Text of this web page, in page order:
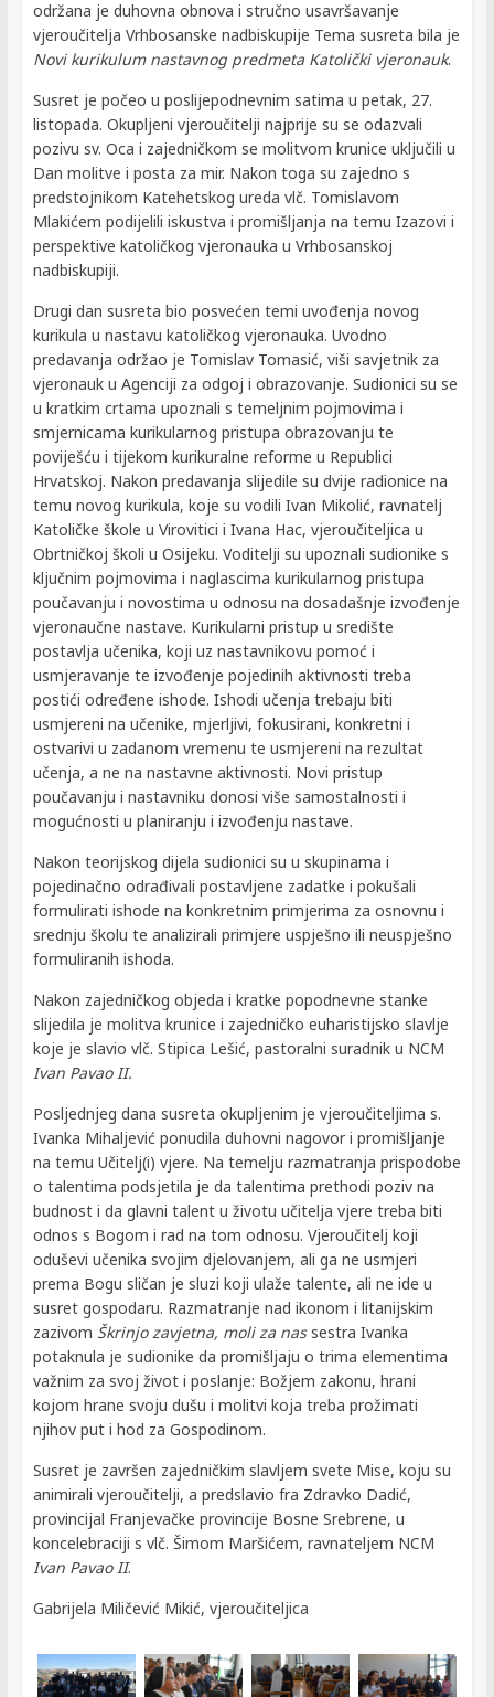
održana je duhovna obnova i stručno usavršavanje
vjeroučitelja Vrhbosanske nadbiskupije Tema susreta bila je
Novi kurikulum nastavnog predmeta Katolički vjeronauk.
Susret je počeo u poslijepodnevnim satima u petak, 27.
listopada. Okupljeni vjeroučitelji najprije su se odazvali
pozivu sv. Oca i zajedničkom se molitvom krunice uključili u
Dan molitve i posta za mir. Nakon toga su zajedno s
predstojnikom Katehetskog ureda vlč. Tomislavom
Mlakićem podijelili iskustva i promišljanja na temu Izazovi i
perspektive katoličkog vjeronauka u Vrhbosanskoj
nadbiskupiji.
Drugi dan susreta bio posvećen temi uvođenja novog
kurikula u nastavu katoličkog vjeronauka. Uvodno
predavanja održao je Tomislav Tomasić, viši savjetnik za
vjeronauk u Agenciji za odgoj i obrazovanje. Sudionici su se
u kratkim crtama upoznali s temeljnim pojmovima i
smjernicama kurikularnog pristupa obrazovanju te
poviješću i tijekom kurikuralne reforme u Republici
Hrvatskoj. Nakon predavanja slijedile su dvije radionice na
temu novog kurikula, koje su vodili Ivan Mikolić, ravnatelj
Katoličke škole u Virovitici i Ivana Hac, vjeroučiteljica u
Obrtničkoj školi u Osijeku. Voditelji su upoznali sudionike s
ključnim pojmovima i naglascima kurikularnog pristupa
poučavanju i novostima u odnosu na dosadašnje izvođenje
vjeronaučne nastave. Kurikularni pristup u središte
postavlja učenika, koji uz nastavnikovu pomoć i
usmjeravanje te izvođenje pojedinih aktivnosti treba
postići određene ishode. Ishodi učenja trebaju biti
usmjereni na učenike, mjerljivi, fokusirani, konkretni i
ostvarivi u zadanom vremenu te usmjereni na rezultat
učenja, a ne na nastavne aktivnosti. Novi pristup
poučavanju i nastavniku donosi više samostalnosti i
mogućnosti u planiranju i izvođenju nastave.
Nakon teorijskog dijela sudionici su u skupinama i
pojedinačno odrađivali postavljene zadatke i pokušali
formulirati ishode na konkretnim primjerima za osnovnu i
srednju školu te analizirali primjere uspješno ili neuspješno
formuliranih ishoda.
Nakon zajedničkog objeda i kratke popodnevne stanke
slijedila je molitva krunice i zajedničko euharistijsko slavlje
koje je slavio vlč. Stipica Lešić, pastoralni suradnik u NCM
Ivan Pavao II.
Posljednjeg dana susreta okupljenim je vjeroučiteljima s.
Ivanka Mihaljević ponudila duhovni nagovor i promišljanje
na temu Učitelj(i) vjere. Na temelju razmatranja prispodobe
o talentima podsjetila je da talentima prethodi poziv na
budnost i da glavni talent u životu učitelja vjere treba biti
odnos s Bogom i rad na tom odnosu. Vjeroučitelj koji
oduševi učenika svojim djelovanjem, ali ga ne usmjeri
prema Bogu sličan je sluzi koji ulaže talente, ali ne ide u
susret gospodaru. Razmatranje nad ikonom i litanijskim
zazivom Škrinjo zavjetna, moli za nassestra Ivanka
potaknula je sudionike da promišljaju o trima elementima
važnim za svoj život i poslanje: Božjem zakonu, hrani
kojom hrane svoju dušu i molitvi koja treba prožimati
njihov put i hod za Gospodinom.
Susret je završen zajedničkim slavljem svete Mise, koju su
animirali vjeroučitelji, a predslavio fra Zdravko Dadić,
provincijal Franjevačke provincije Bosne Srebrene, u
koncelebraciji s vlč. Šimom Maršićem, ravnateljem NCM
Ivan Pavao II.
Gabrijela Miličević Mikić, vjeroučiteljica